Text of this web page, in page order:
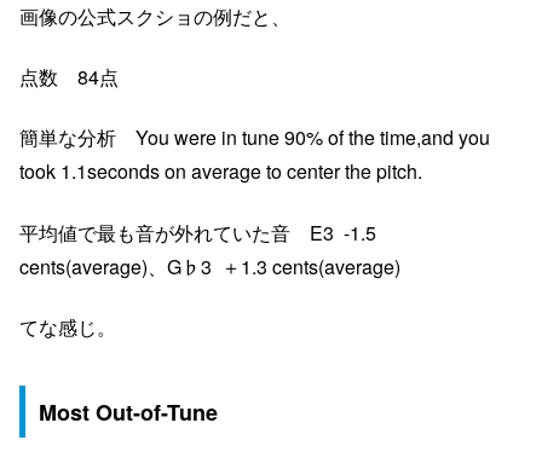
画像の公式スクショの例だと、
点数 84点
簡単な分析 You were in tune 90% of the time,and you
took 1.1seconds on average to center the pitch.
平均値で最も音が外れていた音 E3 -1.5
cents(average)、G♭3 ＋1.3 cents(average)
てな感じ。
Most Out-of-Tune